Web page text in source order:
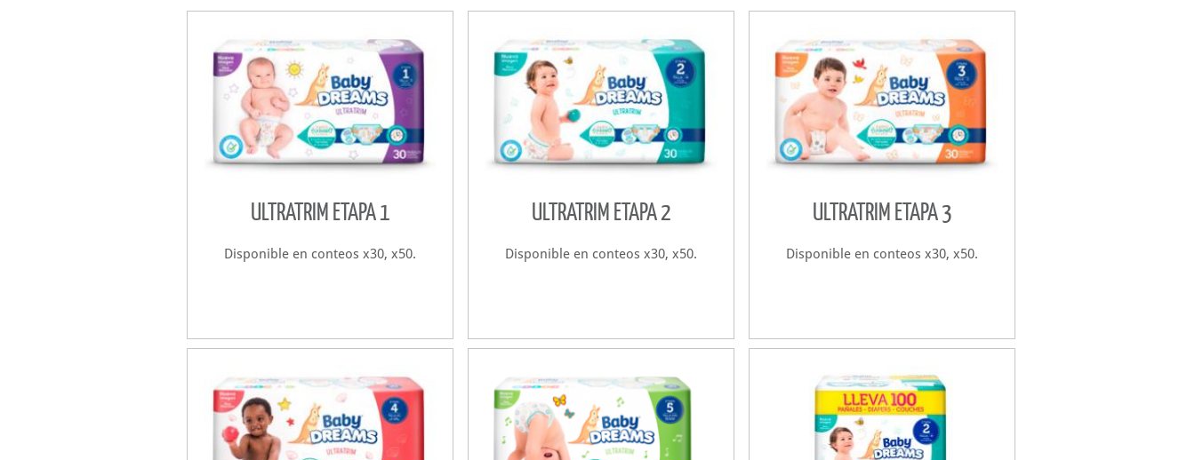
ULTRATRIM ETAPA 1
Disponible en conteos x30, x50.
ULTRATRIM ETAPA 2
Disponible en conteos x30, x50.
ULTRATRIM ETAPA 3
Disponible en conteos x30, x50.